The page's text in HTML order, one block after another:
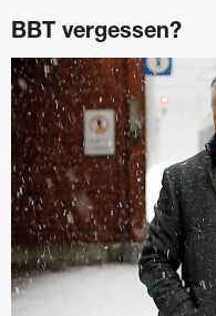
BBT vergessen?